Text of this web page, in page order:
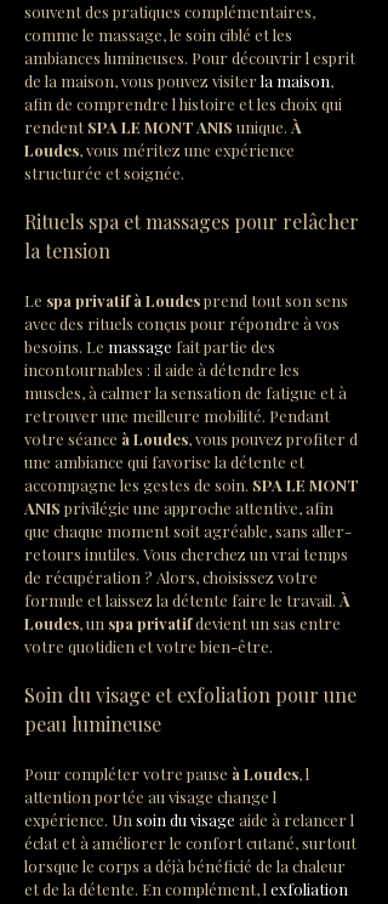
souvent des pratiques complémentaires,
comme le massage, le soin ciblé et les
ambiances lumineuses. Pour découvrir l esprit
de la maison, vous pouvez visiter la maison,
afin de comprendre l histoire et les choix qui
rendent SPA LE MONT ANIS unique. À
Loudes, vous méritez une expérience
structurée et soignée.
Rituels spa et massages pour relâcher
la tension
Le spa privatif à Loudes prend tout son sens
avec des rituels conçus pour répondre à vos
besoins. Le massage fait partie des
incontournables : il aide à détendre les
muscles, à calmer la sensation de fatigue et à
retrouver une meilleure mobilité. Pendant
votre séance à Loudes, vous pouvez profiter d
une ambiance qui favorise la détente et
accompagne les gestes de soin. SPA LE MONT
ANIS privilégie une approche attentive, afin
que chaque moment soit agréable, sans aller-
retours inutiles. Vous cherchez un vrai temps
de récupération ? Alors, choisissez votre
formule et laissez la détente faire le travail. À
Loudes, un spa privatif devient un sas entre
votre quotidien et votre bien-être.
Soin du visage et exfoliation pour une
peau lumineuse
Pour compléter votre pause à Loudes, l
attention portée au visage change l
expérience. Un soin du visage aide à relancer l
éclat et à améliorer le confort cutané, surtout
lorsque le corps a déjà bénéficié de la chaleur
et de la détente. En complément, l exfoliation